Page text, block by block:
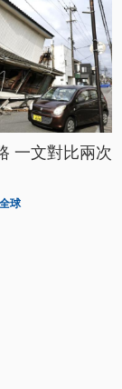
一文對比兩次
全球